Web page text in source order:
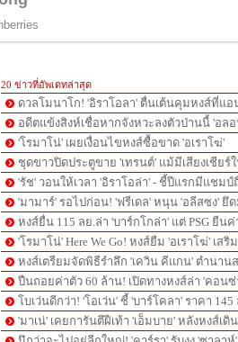
20 ข่าวที่อัพเดทล่าสุด
ดวลโมนาโก! 'อิราโอลา' ตื่นเต้นคุมหงส์ที่แ
อดีตแข้งสิงห์เชื่อหากจังหวะลงตัวป่านนี้ 'อล
'โรมาโน่' เผยเงื่อนไขหงส์ซื้อขาด 'อเราโฆ่'
ชุดขาวปิดประตูขาย 'เทรนต์' แม้มีเสียงเชียร์
'รัช' วอนให้เวลา 'อิราโอล่า' - ชี้ปีแรกมีแชมป์
'มามาร์' รอไปก่อน! 'ฟรีเดล' หนุน 'อลีสซง' ยึ
หงส์ยื่น 115 ลย.ล่า 'บาร์กโกล่า' แต่ PSG ยืนค่
'โรมาโน่' Here We Go! หงส์ยืม 'อเราโฆ่' เสริ
หงส์เตรียมจัดพิธีรำลึก 'เควิน คีแกน' ตำนาน
ปืนถอยค่าตัว 60 ล้าน! เปิดทางหงส์ล่า 'คอนซ่
โบเว่นดีกว่า! 'โอเว่น' ชี้ 'บาร์โคลา' ราคา
'มาเน่' เคยการันตีฝีเท้า 'เอ็มบาย' หลังหงส์เดิ